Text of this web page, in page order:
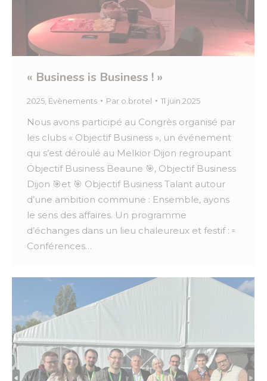
« Business is Business ! »
2025 Évènements Par o.brotel 11 juin 2025
Nous avons participé au Congrès organisé par
les clubs « Objectif Business », un événement
qui s’est déroulé au Melkior Dijon regroupant
Objectif Business Beaune 🎯, Objectif Business
Dijon 🎯et 🎯 Objectif Business Talant autour
d’une ambition commune : Ensemble, ayons
le sens des affaires. Un programme
d’échanges dans un lieu chaleureux et festif : ▫️
Conférences…